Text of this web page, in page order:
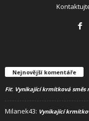
Nejnovější komentáře
Fit: Vynikající krmítková směs
Milanek43: Vynikající